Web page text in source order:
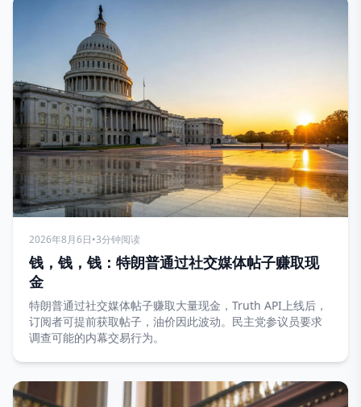
2026年8月6日•3分钟阅读
钱，钱，钱：特朗普通过社交媒体帖子赚取现
金
特朗普通过社交媒体帖子赚取大量现金，Truth API上线后，
订阅者可提前获取帖子，油价因此波动。民主党参议员要求
调查可能的内幕交易行为。